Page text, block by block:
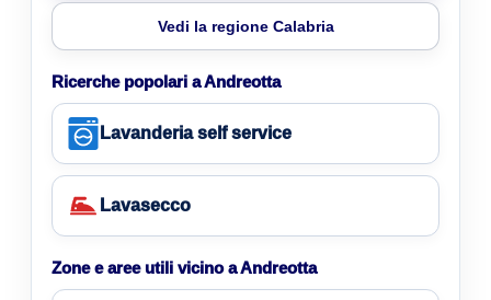
Vedi la regione Calabria
Ricerche popolari a Andreotta
Lavanderia self service
Lavasecco
Zone e aree utili vicino a Andreotta